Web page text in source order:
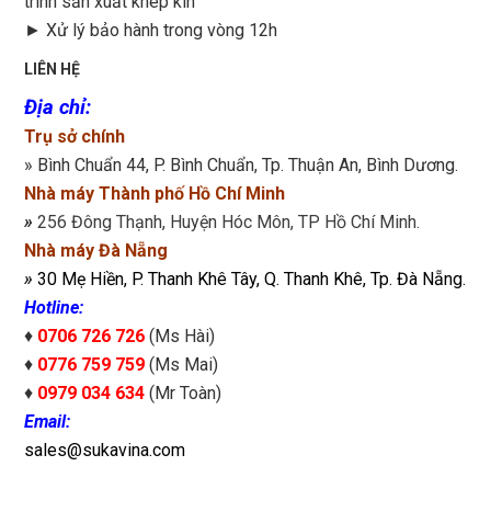
► Xử lý bảo hành trong vòng 12h
LIÊN HỆ
Địa chỉ:
Trụ sở chính
» Bình Chuẩn 44, P. Bình Chuẩn, Tp. Thuận An, Bình Dương.
Nhà máy Thành phố Hồ Chí Minh
» 256 Đông Thạnh, Huyện Hóc Môn, TP Hồ Chí Minh.
Nhà máy Đà Nẵng
» 30 Mẹ Hiền, P. Thanh Khê Tây, Q. Thanh Khê, Tp. Đà Nẵng.
Hotline:
♦ 0706 726 726(Ms Hài)
♦ 0776 759 759(Ms Mai)
♦ 0979 034 634 (Mr Toàn)
Email:
sales@sukavina.com